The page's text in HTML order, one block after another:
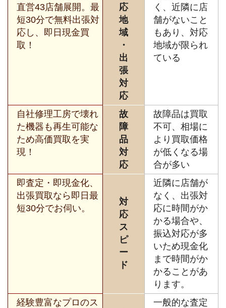
直営43店舗展開。最
短30分で無料出張対
応し、即日現金買
取！
応
地
域
・
出
張
対
応
く、近隣に店
舗がないこと
もあり、対応
地域が限られ
ている
自社修理工房で壊れ
た機器も再生可能な
ため高価買取を実
現！
故
障
品
対
応
故障品は買取
不可、相場に
より買取価格
が低くなる場
合が多い
即査定・即現金化、
出張買取なら即日最
短30分でお伺い。
対
応
ス
ピ
ー
ド
近隣に店舗が
なく、出張対
応に時間がか
かる場合や、
振込対応が多
いため現金化
まで時間がか
かることがあ
ります。
経験豊富なプロのス
一般的な査定